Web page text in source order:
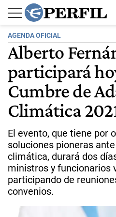
AGENDA OFICIAL
Alberto
participará
Cumbre de
Climática
El evento, que tiene por
soluciones pioneras
climática, durará dos
ministros y funcionarios
participando de
convenios.